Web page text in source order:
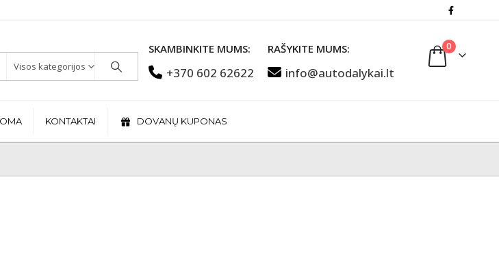
Visos kategorijos
SKAMBINKITE MUMS:
+370 602 62622
RAŠYKITE MUMS:
info@autodalykai.lt
0
KONTAKTAI DOVANŲ KUPONAS